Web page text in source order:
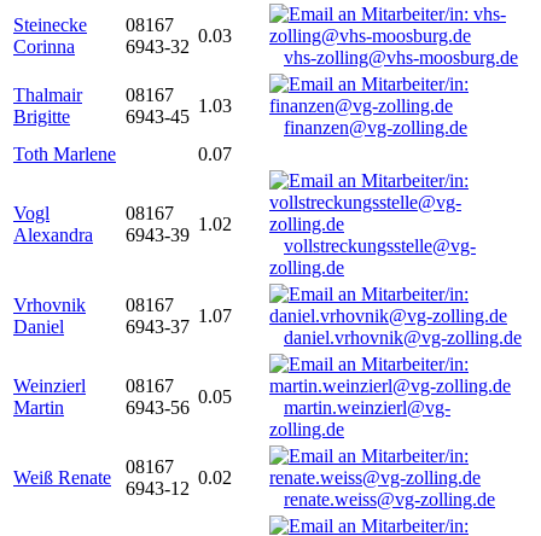
Steinecke
Corinna
08167
6943-32
0.03
vhs-zolling@vhs-moosburg.de
Thalmair
Brigitte
08167
6943-45
1.03
finanzen@vg-zolling.de
Toth Marlene
0.07
Vogl
Alexandra
08167
6943-39
1.02
vollstreckungsstelle@vg-
zolling.de
Vrhovnik
Daniel
08167
6943-37
1.07
daniel.vrhovnik@vg-zolling.de
Weinzierl
Martin
08167
6943-56
0.05
martin.weinzierl@vg-
zolling.de
Weiß Renate
08167
6943-12
0.02
renate.weiss@vg-zolling.de